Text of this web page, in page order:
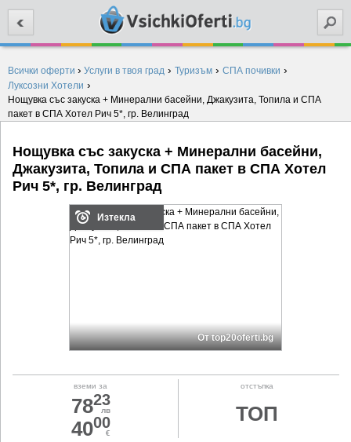
Всички оферти › Услуги в твоя град › Туризъм › СПА почивки ›
Луксозни Хотели ›
Нощувка със закуска + Минерални басейни, Джакузита, Топила и СПА
пакет в СПА Хотел Рич 5*, гр. Велинград
Нощувка със закуска + Минерални басейни,
Джакузита, Топила и СПА пакет в СПА Хотел
Рич 5*, гр. Велинград
Изтекла
От top20oferti.bg
вземи за
7823
лв
4000
€
отстъпка
ТОП